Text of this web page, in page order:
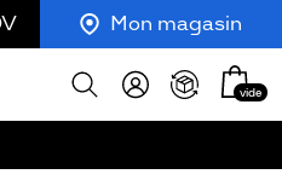
Mon magasin
Afficher
Mon
panier
vide